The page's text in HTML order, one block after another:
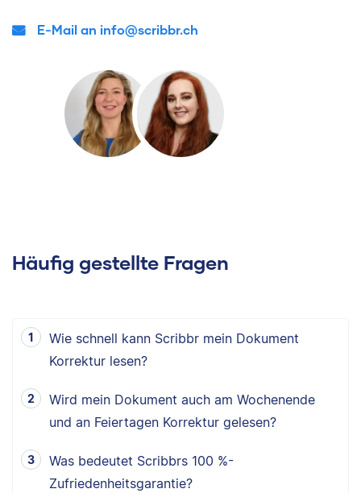
E-Mail an info@scribbr.ch
Häufig gestellte Fragen
Wie schnell kann Scribbr mein Dokument
Korrektur lesen?
Wird mein Dokument auch am Wochenende
und an Feiertagen Korrektur gelesen?
Was bedeutet Scribbrs 100 %-
Zufriedenheitsgarantie?